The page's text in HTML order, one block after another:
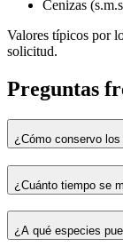
Cenizas
Valores típicos por
solicitud.
Preguntas
¿Cómo conservo
¿Cuánto tiempo se
¿A qué especies